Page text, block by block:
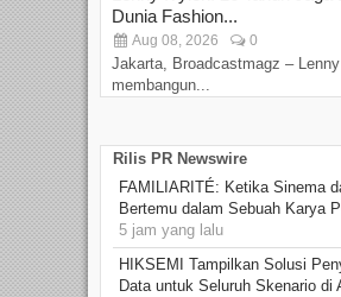
Dunia Fashion...
Aug 08, 2026 0
Jakarta, Broadcastmagz –
membangun...
Rilis PR Newswire
FAMILIARITÉ: Ketika Sinema
Bertemu dalam Sebuah Karya
5 jam yang lalu
HIKSEMI Tampilkan Solusi
Data untuk Seluruh Skenario di